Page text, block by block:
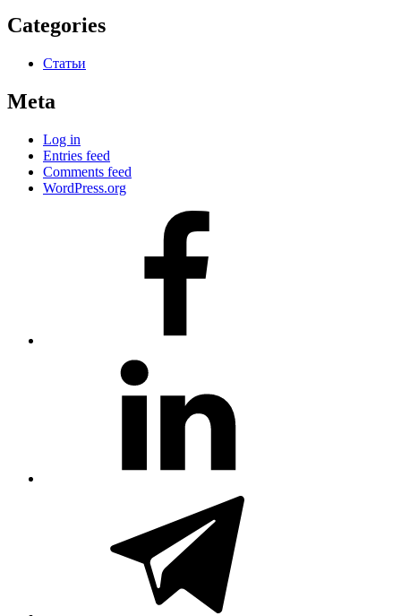
Categories
Статьи
Meta
Log in
Entries feed
Comments feed
WordPress.org